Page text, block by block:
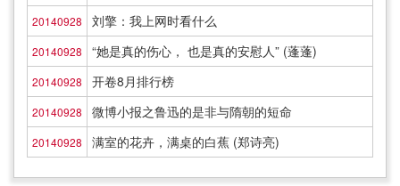
20140928 刘擎：我上网时看什么
20140928 “她是真的伤心， 也是真的安慰人” (蓬蓬)
20140928 开卷8月排行榜
20140928 微博小报之鲁迅的是非与隋朝的短命
20140928 满室的花卉，满桌的白蕉 (郑诗亮)